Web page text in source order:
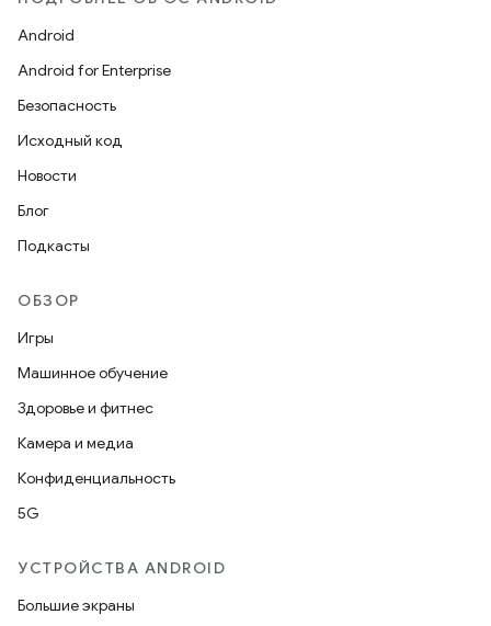
Android
Android for Enterprise
Безопасность
Исходный код
Новости
Блог
Подкасты
ОБЗОР
Игры
Машинное обучение
Здоровье и фитнес
Камера и медиа
Конфиденциальность
5G
УСТРОЙСТВА ANDROID
Большие экраны